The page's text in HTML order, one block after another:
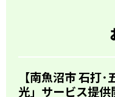
【南魚沼市 石打
光」サービス提